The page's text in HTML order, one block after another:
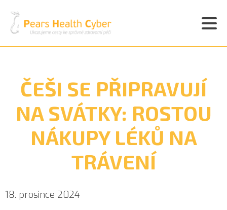
ČEŠI SE PŘIPRAVUJÍ
NA SVÁTKY: ROSTOU
NÁKUPY LÉKŮ NA
TRÁVENÍ
18. prosince 2024